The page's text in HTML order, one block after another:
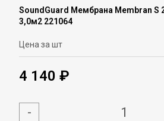
SoundGuard Мембрана Membran S
3,0м2 221064
Цена за шт
4 140 ₽
-